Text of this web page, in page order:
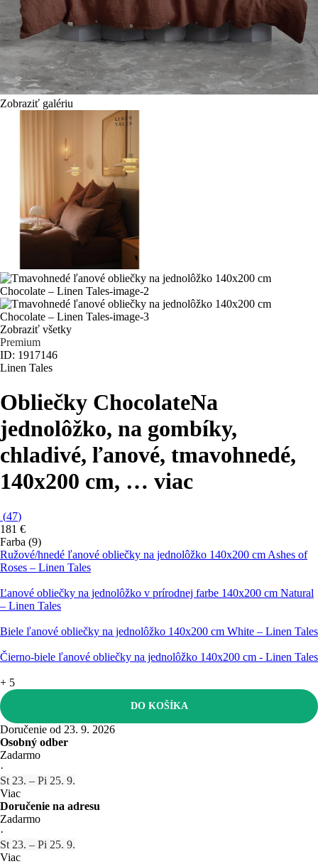
Zobraziť galériu
Zobraziť všetky
Premium
ID: 1917146
Linen Tales
Obliečky ChocolateNa
jednolôžko, na gombíky,
chladivé, ľanové, tmavohnedé,
140x200 cm, … viac
(47)
181 €
Farba (9)
Ružové/hnedé ľanové obliečky na jednolôžko 140x200 cm Ashes of
Roses – Linen Tales
Ľanové obliečky na jednolôžko v prírodnej farbe 140x200 cm Natural
– Linen Tales
Biele ľanové obliečky na jednolôžko 140x200 cm White – Linen Tales
Čierno-biele ľanové obliečky na jednolôžko 140x200 cm - Linen Tales
+ 5
DO KOŠÍKA
Doručenie od 23. 9. 2026
Osobný odber
Zadarmo
·
St 23. – Pi 25. 9.
Viac
Doručenie na adresu
Zadarmo
·
St 23. – Pi 25. 9.
Viac